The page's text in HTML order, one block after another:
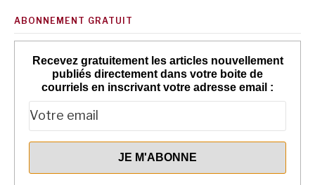
ABONNEMENT GRATUIT
Recevez gratuitement les articles nouvellement
publiés directement dans votre boite de
courriels en inscrivant votre adresse email :